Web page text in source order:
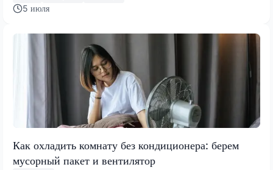
5 июля
Как охладить комнату без кондиционера: берем
мусорный пакет и вентилятор